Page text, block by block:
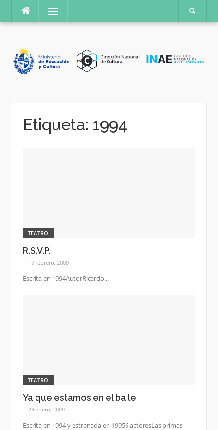
contenido
Menú
Etiqueta: 1994
TEATRO
R.S.V.P.
17 febrero, 2009
Escrita en 1994AutorRicardo...
TEATRO
Ya que estamos en el baile
23 enero, 2009
Escrita en 1994 y estrenada en 19956 actoresLas primas